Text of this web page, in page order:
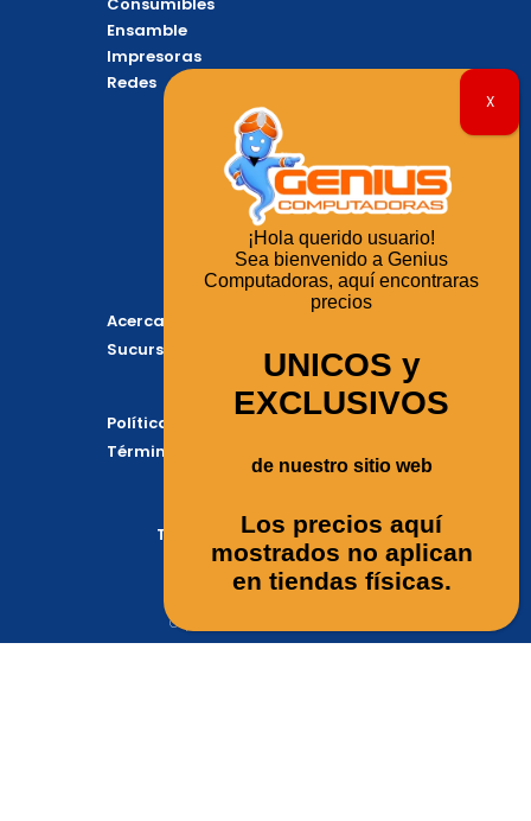
k
Ensamble
Impresoras
Redes
Información
Categorias
Acerca De
Sucursales
Políticas De Privacidad
Términos y Condiciones
Tarjetas De Debito y Crédito
Copyright © Genius CT S.A. De C.V.
¡Hola querido usuario!
Sea bienvenido a Genius
Computadoras, aquí encontraras
precios
UNICOS y
EXCLUSIVOS
de nuestro sitio web
Los precios aquí
mostrados no aplican
en tiendas físicas.